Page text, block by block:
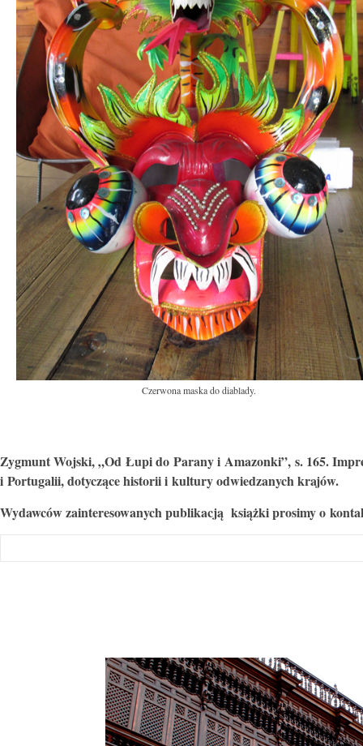
Czerwona maska do diablady.
Zygmunt Wojski, „Od Łupi do Parany i Amazonki”, s. 165.
i Portugalii, dotyczące historii i kultury odwiedzanych krajów.
Wydawców zainteresowanych publikacją książki prosimy o